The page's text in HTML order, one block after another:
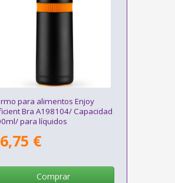
para alimentos Enjoy
Bra A198104/ Capacidad
para líquidos
€
Comprar